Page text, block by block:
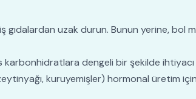
gıdalardan uzak durun. Bunun yerine, bol
karbonhidratlara dengeli bir şekilde
kuruyemişler) hormonal üretim